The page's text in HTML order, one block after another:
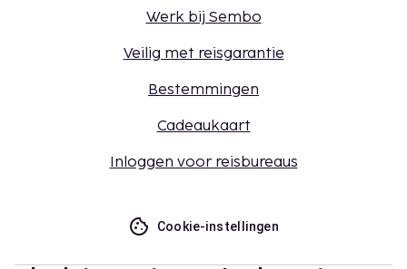
Werk bij Sembo
Veilig met reisgarantie
Bestemmingen
Cadeaukaart
Inloggen voor reisbureaus
Cookie-instellingen